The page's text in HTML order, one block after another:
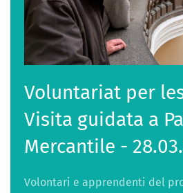
Voluntariat per
Visita guidata a
Mercantile -
Volontari e apprendenti del